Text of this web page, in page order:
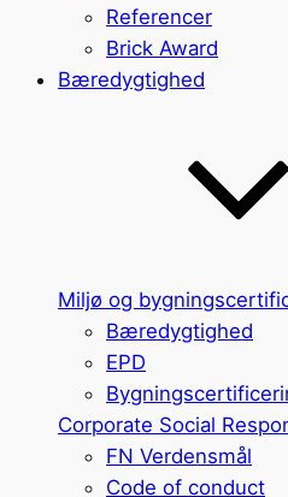
Referencer
Brick Award
Bæredygtighed
Miljø og
Bæredygtighed
EPD
Corporate Social
FN Verdensmål
Code of conduct